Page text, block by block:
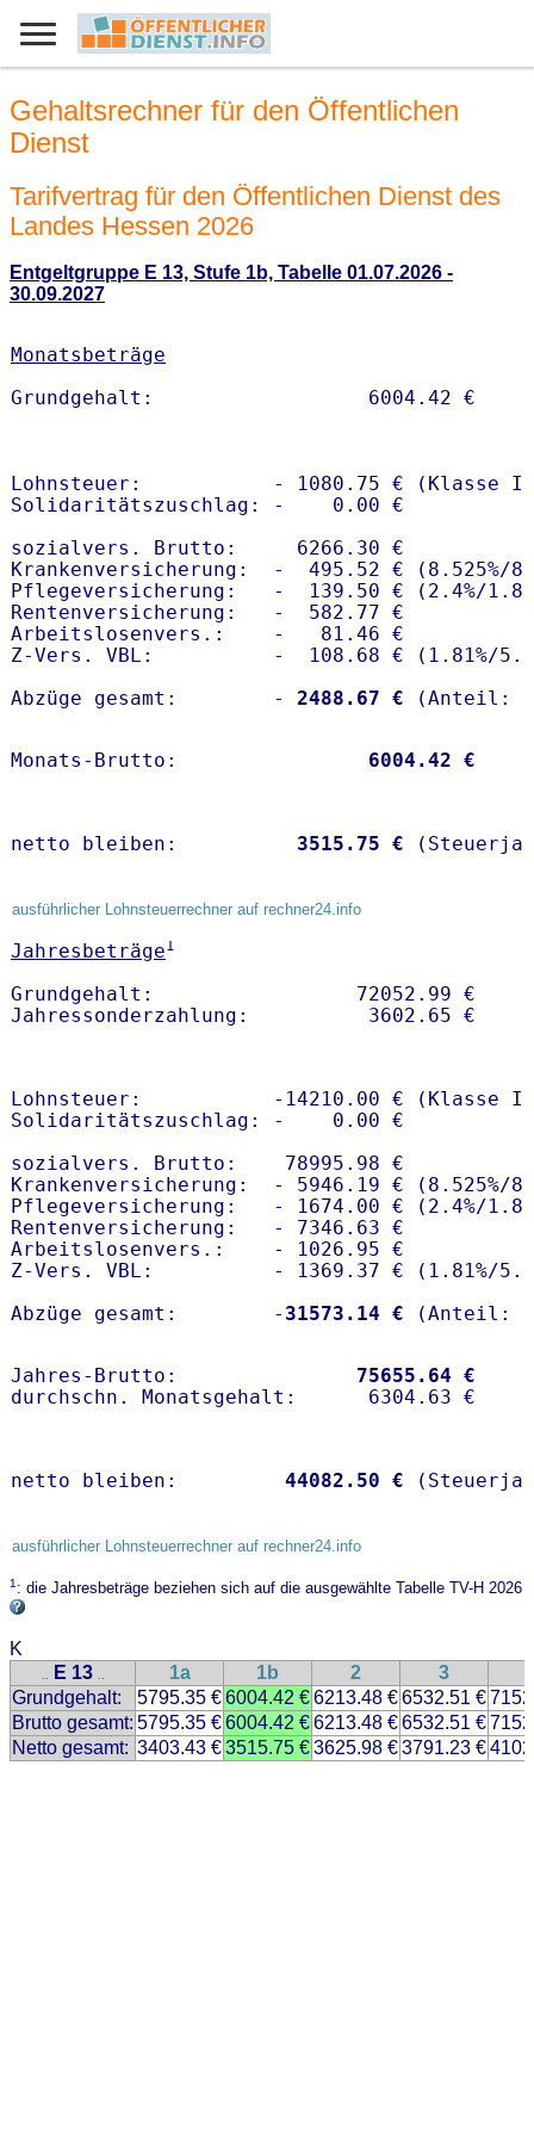
Gehaltsrechner für den Öffentlichen
Dienst
Tarifvertrag für den Öffentlichen Dienst des
Landes Hessen 2026
Entgeltgruppe E 13, Stufe 1b, Tabelle 01.07.2026 -
30.09.2027
Monatsbeträge
Lohnsteuer:           - 1080.75 € (Klasse I)
Solidaritätszuschlag: -    0.00 €
sozialvers. Brutto:     6266.30 €
Krankenversicherung:  -  495.52 € (8.525%/
Pflegeversicherung:   -  139.50 € (2.4%/
Rentenversicherung:   -  582.77 €
Arbeitslosenvers.:    -   81.46 €
Z-Vers. VBL:          -  108.68 € ( 1.81%/
Abzüge gesamt:        -
2488.67 €
Monats-Brutto: 6004.42 €
netto bleiben: 3515.75 €
ausführlicher Lohnsteuerrechner auf rechner24.info
Jahresbeträge1
Grundgehalt:                 72052.99 €
Lohnsteuer:           -14210.00 € (Klasse I)
Solidaritätszuschlag: -    0.00 €
sozialvers. Brutto:    78995.98 €
Krankenversicherung:  - 5946.19 € (8.525%/
Pflegeversicherung:   - 1674.00 € (2.4%/
Rentenversicherung:   - 7346.63 €
Arbeitslosenvers.:    - 1026.95 €
Z-Vers. VBL:          - 1369.37 € ( 1.81%/
Abzüge gesamt:        - 31573.14 €
Jahres-Brutto: 75655.64 €
netto bleiben: 44082.50 €
ausführlicher Lohnsteuerrechner auf rechner24.info
1: die Jahresbeträge beziehen sich auf die ausgewählte Tabelle TV-H 2026
K
.. E 13 .. 1a 1b 2 3
Grundgehalt:
5795.35 €6004.42 €6213.48 €6532.51 €
Brutto gesamt: 5795.35 €6004.42 €6213.48 €6532.51 €
Netto gesamt: 3403.43 €3515.75 €3625.98 €3791.23 €